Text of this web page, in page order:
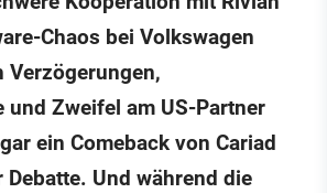
Chaos bei Volkswagen
Verzögerungen,
und Zweifel am US-Partner
ein Comeback von Cariad
Und während die